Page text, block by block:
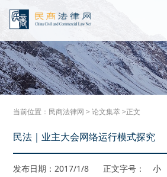
当前位置： 民商法律网 >论文集萃>正文
民法｜业主大会网络运行模式探究
发布日期：2017/1/8 正文字号： 小